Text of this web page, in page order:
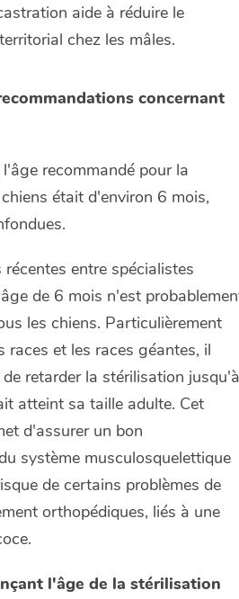
aide à réduire le
chez les mâles.
concernant
recommandé pour la
était d'environ 6 mois,
entre spécialistes
de 6 mois n'est
les chiens. Particulièrement
races et les races géantes, il
retarder la stérilisation jusqu'à
atteint sa taille adulte. Cet
d'assurer un bon
système musculosquelettique
de certains problèmes de
orthopédiques, liés à une
l'âge de la stérilisation